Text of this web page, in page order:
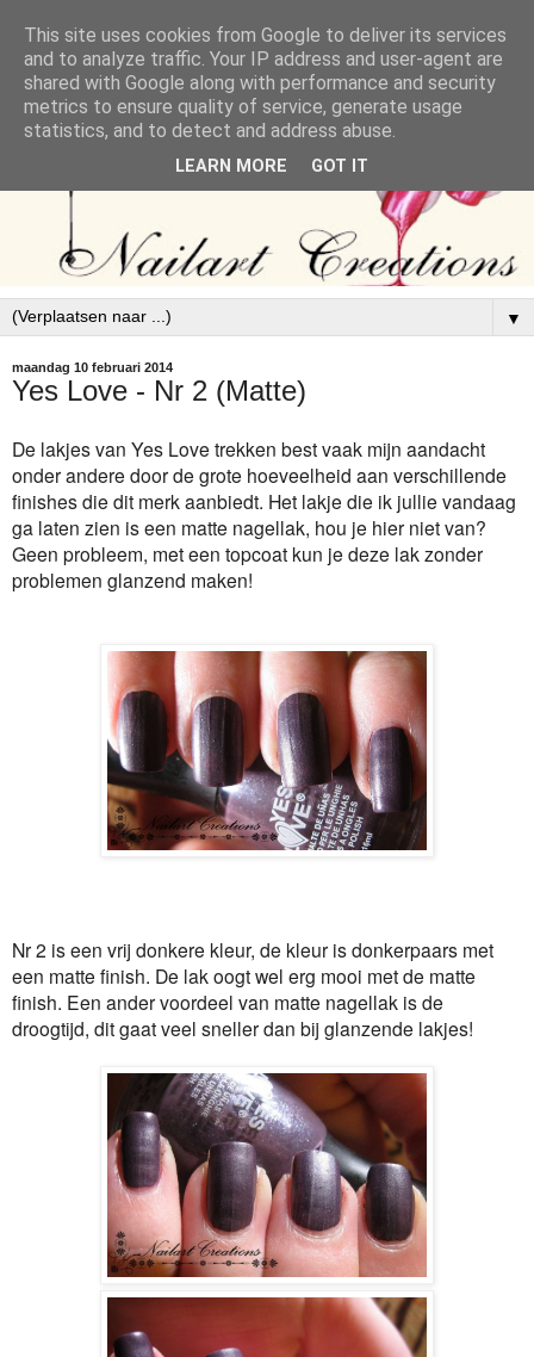
▼
maandag 10 februari 2014
Yes Love - Nr 2 (Matte)
De lakjes van Yes Love trekken best vaak mijn aandacht
onder andere door de grote hoeveelheid aan verschillende
finishes die dit merk aanbiedt. Het lakje die ik jullie vandaag
ga laten zien is een matte nagellak, hou je hier niet van?
Geen probleem, met een topcoat kun je deze lak zonder
problemen glanzend maken!
Nr 2 is een vrij donkere kleur, de kleur is donkerpaars met
een matte finish. De lak oogt wel erg mooi met de matte
finish. Een ander voordeel van matte nagellak is de
droogtijd, dit gaat veel sneller dan bij glanzende lakjes!
This site uses cookies from Google to deliver its services
and to analyze traffic. Your IP address and user-agent are
shared with Google along with performance and security
metrics to ensure quality of service, generate usage
statistics, and to detect and address abuse.
LEARN MORE GOT IT